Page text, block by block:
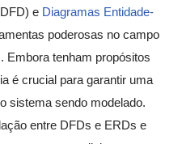
e Diagramas Entidade-
poderosas no campo
Embora tenham propósitos
é crucial para garantir uma
sistema sendo modelado.
entre DFDs e ERDs e